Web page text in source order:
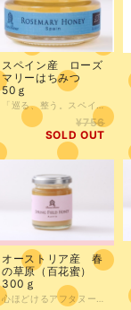
スペイン産 ローズ
マリーはちみつ
50ｇ
「巡る、整う。スペイン産ローズマリーはちみつで『溜めない』体づくり」 地中海の太陽を浴びたローズマリーの花から生まれた、透き通るような美味しさの一滴。 最大の特徴は、肝臓の働きを助け「胆汁」の分泌を促す力。脂肪の消化をサポートし、体内の老廃物を流し出す“天然のデトックス習慣”を始めませんか？ 「最近、体が重い」「脂っこい食事が増えた」という方の強い味方。毎朝のスプーン1杯で、内側からスッキリとした軽やかな毎日を。 ●1歳未満の乳児には与えないでください。 採蜜時期 6月～8月 採蜜場所 （カタルーニャ スペイン）
¥756
SOLD OUT
オーストリア産 春
の草原（百花蜜）
300ｇ